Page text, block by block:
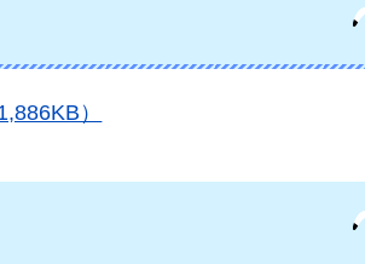
）